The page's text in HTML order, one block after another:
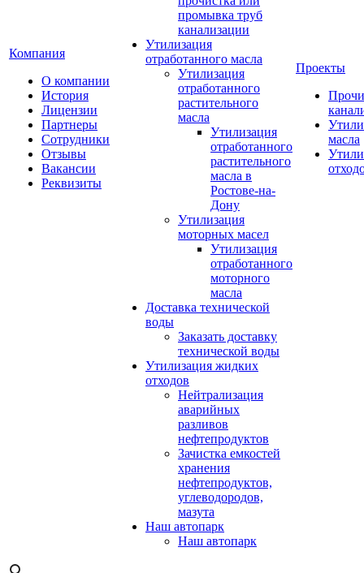
Компания
О компании
История
Лицензии
Партнеры
Сотрудники
Отзывы
Вакансии
Реквизиты
промывка труб
канализации
Утилизация
отработанного масла
Утилизация
отработанного
растительного
масла
Утилизация
отработанного
растительного
масла в
Ростове-на-
Дону
Утилизация
моторных масел
Утилизация
отработанного
моторного
масла
Доставка технической
воды
Заказать доставку
технической воды
Утилизация жидких
отходов
Нейтрализация
аварийных
разливов
нефтепродуктов
Зачистка емкостей
хранения
нефтепродуктов,
углеводородов,
мазута
Наш автопарк
Наш автопарк
Проекты
масла